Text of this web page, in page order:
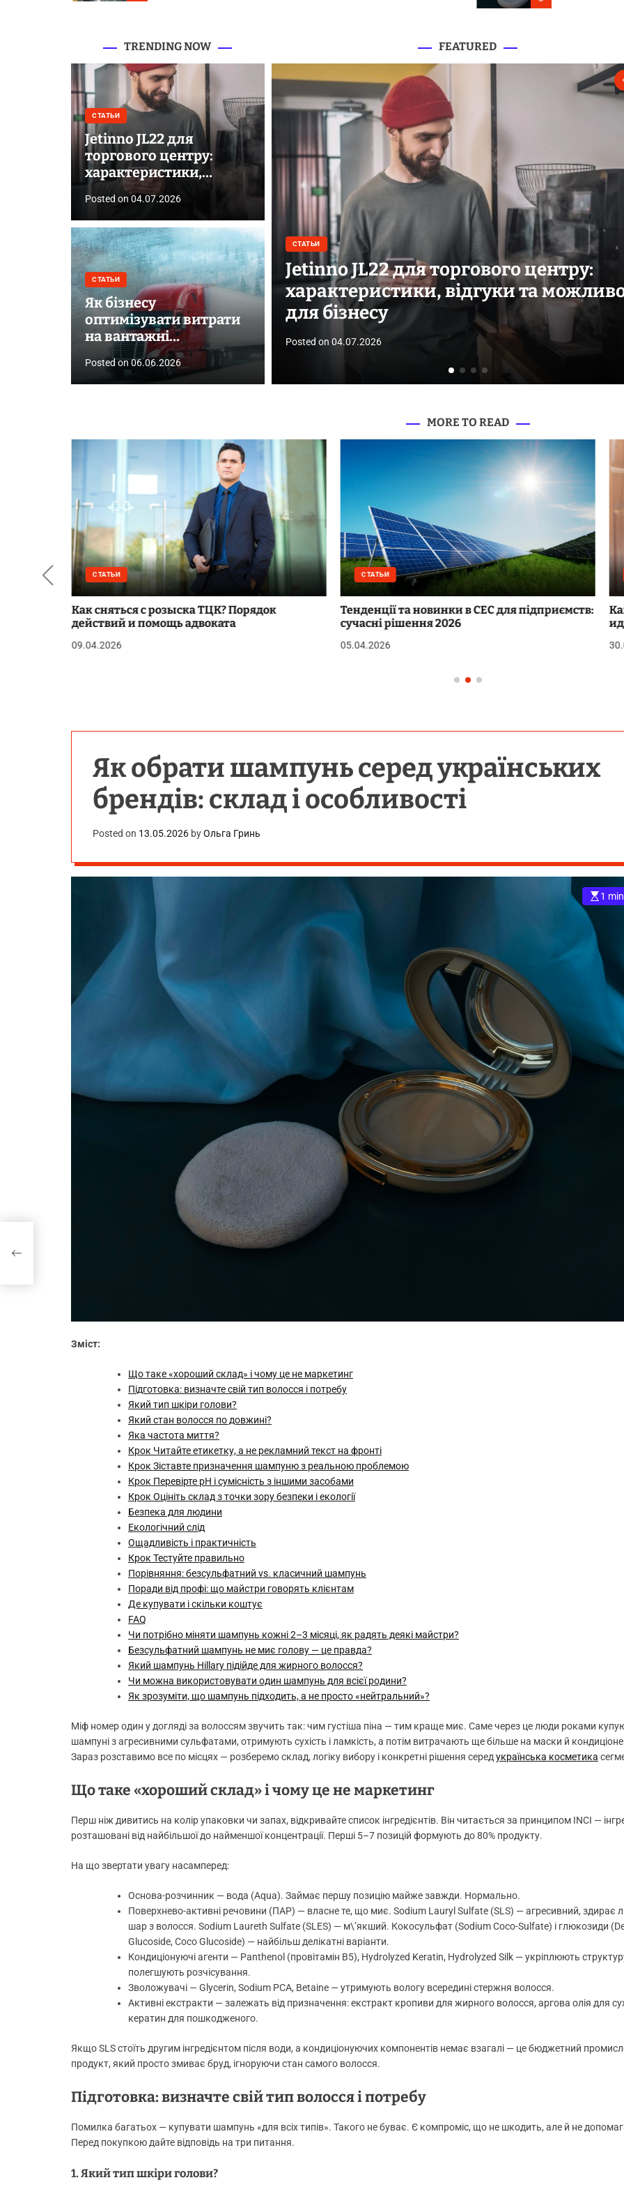
TRENDING NOW
СТАТЬИ
Jetinno JL22 для
торгового центру:
характеристики,
відгуки та можливості
для бізнесу
Posted on04.07.2026
СТАТЬИ
Як бізнесу
оптимізувати витрати
на вантажні
перевезення
Posted on06.06.2026
FEATURED
СТАТЬИ
Jetinno JL22 для торгового центру:
характеристики, відгуки та
для бізнесу
Posted on 04.07.2026
MORE TO READ
СТАТЬИ
Как сняться с розыска ТЦК? Порядок
действий и помощь адвоката
09.04.2026
СТАТЬИ
Тенденції та новинки в СЕС для підприємств:
сучасні рішення 2026
05.04.2026
Як обрати шампунь серед українських
брендів: склад і особливості
Posted on 13.05.2026 byОльга Гринь
1
Зміст:
Що таке «хороший склад» і чому це не маркетинг
Підготовка: визначте свій тип волосся і потребу
Який тип шкіри голови?
Який стан волосся по довжині?
Яка частота миття?
Крок Читайте етикетку, а не рекламний текст на фронті
Крок Зіставте призначення шампуню з реальною проблемою
Крок Перевірте pH і сумісність з іншими засобами
Крок Оцініть склад з точки зору безпеки і екології
Безпека для людини
Екологічний слід
Ощадливість і практичність
Крок Тестуйте правильно
Порівняння: безсульфатний vs. класичний шампунь
Поради від профі: що майстри говорять клієнтам
Де купувати і скільки коштує
FAQ
Чи потрібно міняти шампунь кожні 2–3 місяці, як радять деякі майстри?
Безсульфатний шампунь не миє голову — це правда?
Який шампунь Hillary підійде для жирного волосся?
Чи можна використовувати один шампунь для всієї родини?
Як зрозуміти, що шампунь підходить, а не просто «нейтральний»?
Міф номер один у догляді за волоссям звучить так: чим густіша піна — тим краще миє. Саме через це люди роками
шампуні з агресивними сульфатами, отримують сухість і ламкість, а потім витрачають ще більше на маски й
Зараз розставимо все по місцях — розберемо склад, логіку вибору і конкретні рішення серед українська косметика
Що таке «хороший склад» і чому це не маркетинг
Перш ніж дивитись на колір упаковки чи запах, відкривайте список інгредієнтів. Він читається за принципом INCI —
розташовані від найбільшої до найменшої концентрації. Перші 5–7 позицій формують до 80% продукту.
На що звертати увагу насамперед:
Основа-розчинник — вода (Aqua). Займає першу позицію майже завжди. Нормально.
Поверхнево-активні речовини (ПАР) — власне те, що миє. Sodium Lauryl Sulfate (SLS) — агресивний, здирає
шар з волосся. Sodium Laureth Sulfate (SLES) — м\’якший. Кокосульфат (Sodium Coco-Sulfate) і глюкозиди
Glucoside, Coco Glucoside) — найбільш делікатні варіанти.
Кондиціонуючі агенти — Panthenol (провітамін B5), Hydrolyzed Keratin, Hydrolyzed Silk — укріплюють
полегшують розчісування.
Зволожувачі — Glycerin, Sodium PCA, Betaine — утримують вологу всередині стержня волосся.
Активні екстракти — залежать від призначення: екстракт кропиви для жирного волосся, аргова олія для
кератин для пошкодженого.
Якщо SLS стоїть другим інгредієнтом після води, а кондиціонуючих компонентів немає взагалі — це бюджетний
продукт, який просто змиває бруд, ігноруючи стан самого волосся.
Підготовка: визначте свій тип волосся і потребу
Помилка багатьох — купувати шампунь «для всіх типів». Такого не буває. Є компроміс, що не шкодить, але й не
Перед покупкою дайте відповідь на три питання.
1. Який тип шкіри голови?